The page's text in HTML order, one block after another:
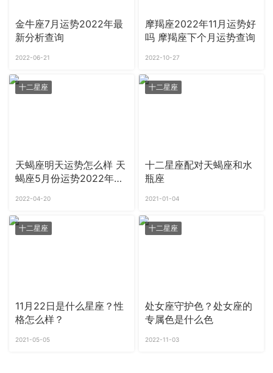
金牛座7月运势2022年最
新分析查询
2022-06-21
摩羯座2022年11月运势好
吗 摩羯座下个月运势查询
2022-10-27
十二星座
天蝎座明天运势怎么样 天
蝎座5月份运势2022年水
2022-04-20
十二星座
十二星座配对天蝎座和水
瓶座
2021-01-04
十二星座
11月22日是什么星座？性
格怎么样？
2021-05-05
十二星座
处女座守护色？处女座的
专属色是什么色
2022-11-03